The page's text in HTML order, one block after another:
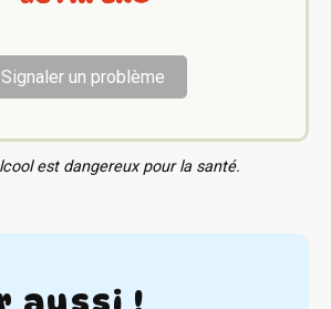
Signaler un problème
est dangereux pour la santé.